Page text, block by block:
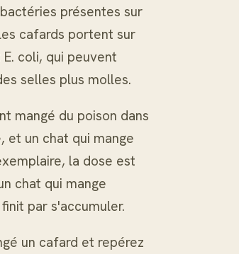
présentes sur
cafards portent sur
coli, qui peuvent
selles plus molles.
mangé du poison dans
et un chat qui mange
la dose est
chat qui mange
par s'accumuler.
un cafard et repérez